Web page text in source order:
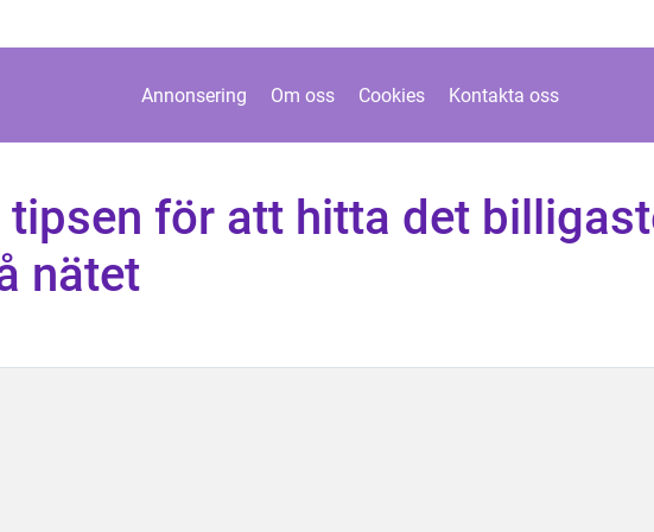
Annonsering Om oss Cookies Kontakta oss
tipsen för att hitta det
nätet